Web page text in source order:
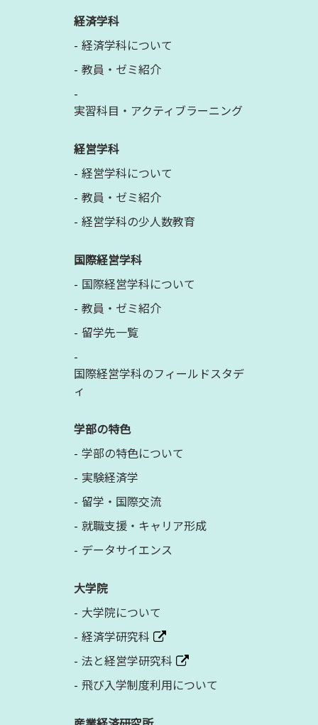
経済学科
経済学科について
教員・ゼミ紹介
実習科目・アクティブラーニング
経営学科
経営学科について
教員・ゼミ紹介
経営学科の少人数教育
国際経営学科
国際経営学科について
教員・ゼミ紹介
留学先一覧
国際経営学科のフィールドスタデ
ィ
学部の特色
学部の特色について
実験経済学
留学・国際交流
就職支援・キャリア形成
データサイエンス
大学院
大学院について
経済学研究科
法と経営学研究科
飛び入学制度利用について